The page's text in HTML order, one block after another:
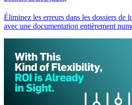
Éliminez les erreurs dans les dossiers de
avec une documentation entièrement